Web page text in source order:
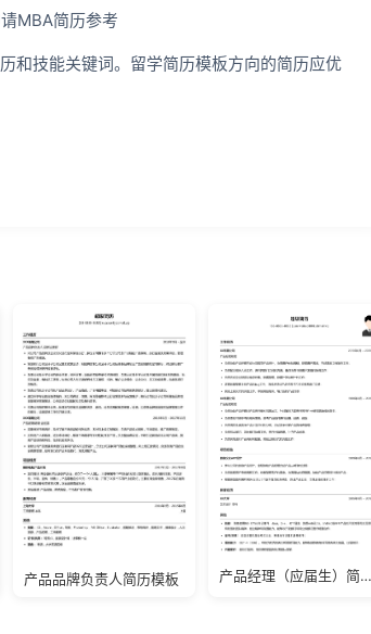
MBA简历参考
和技能关键词。留学简历模板方向的简历应优
产品品牌负责人简历模板 产品经理（应届生）简历模板